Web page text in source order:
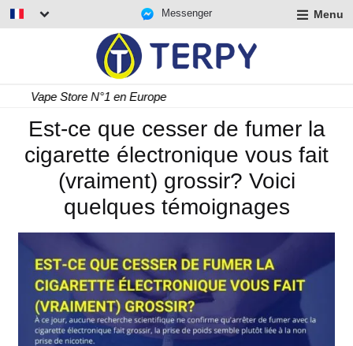
Messenger Menu
Livraison rapide 24/48 h
Est-ce que cesser de fumer la
cigarette électronique vous fait
(vraiment) grossir? Voici
quelques témoignages